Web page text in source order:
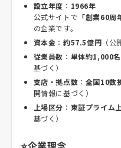
設立年度 ： 1966年
公式サイトで 「創業60周
の企業です。
資本金 ：約57.5億円 （公
従業員数 ： 単体約1,000
基づく）
支店・拠点数 ： 全国10数
開情報に基づく）
上場区分 ： 東証プライム
基づく）